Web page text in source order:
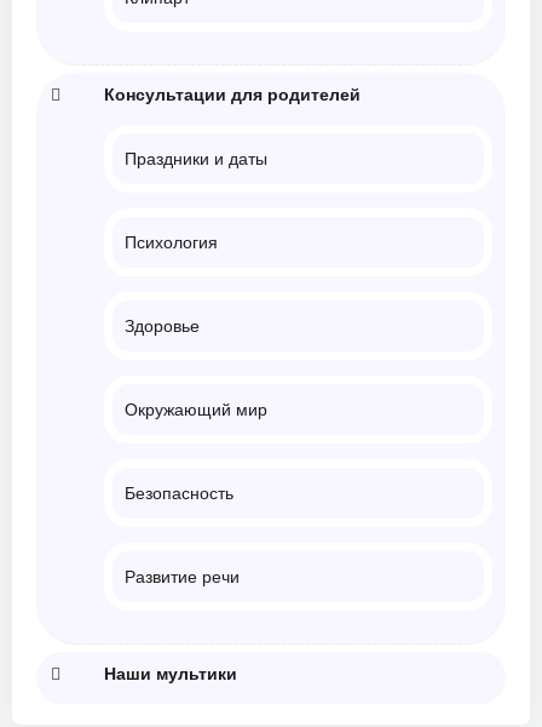
Консультации для родителей
Праздники и даты
Психология
Здоровье
Окружающий мир
Безопасность
Развитие речи
Наши мультики